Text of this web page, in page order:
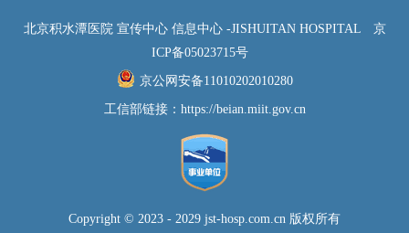
北京积水潭医院 宣传中心 信息中心 -JISHUITAN HOSPITAL
京
ICP备05023715号
京公网安备11010202010280
工信部链接： https://beian.miit.gov.cn
Copyright © 2023 - 2029 jst-hosp.com.cn 版权所有